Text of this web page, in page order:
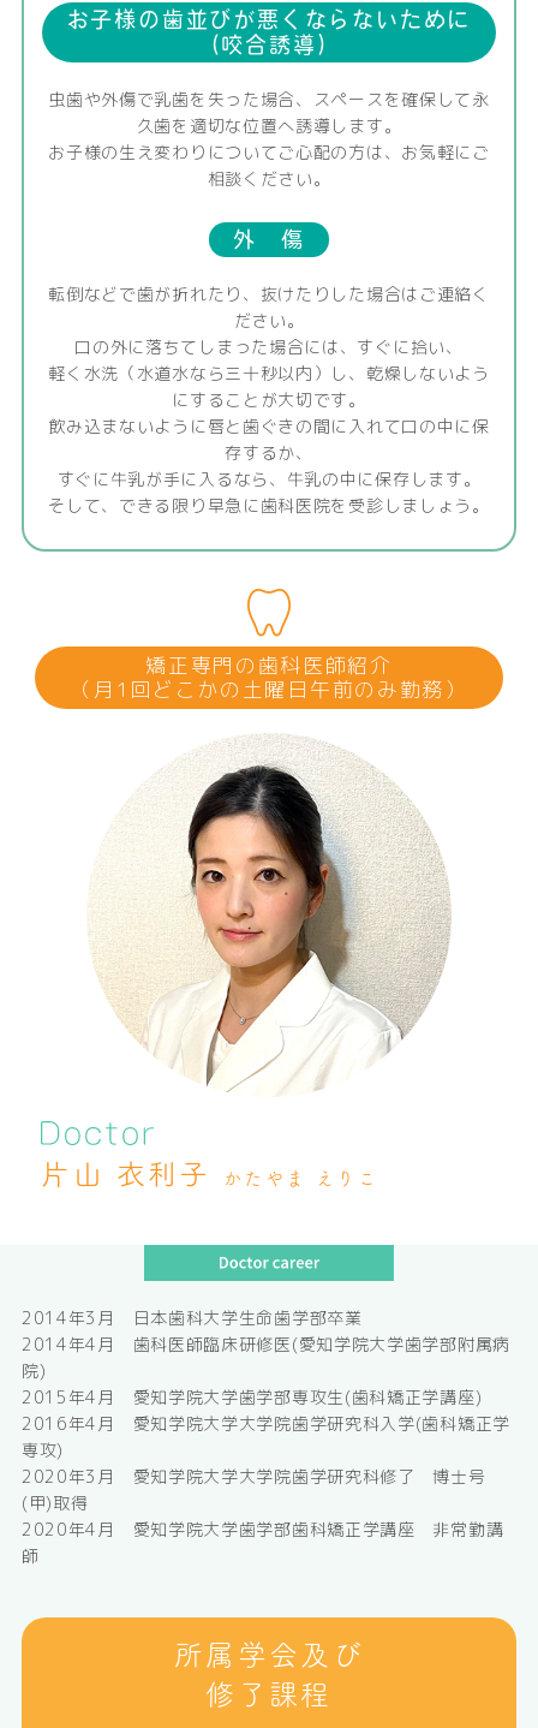
お子様の歯並びが悪くならないために
(咬合誘導)
虫歯や外傷で乳歯を失った場合、スペースを確保して永
久歯を適切な位置へ誘導します。
お子様の生え変わりについてご心配の方は、お気軽にご
相談ください。
外 傷
転倒などで歯が折れたり、抜けたりした場合はご連絡く
ださい。
口の外に落ちてしまった場合には、すぐに拾い、
軽く水洗（水道水なら三十秒以内）し、乾燥しないよう
にすることが大切です。
飲み込まないように唇と歯ぐきの間に入れて口の中に保
存するか、
すぐに牛乳が手に入るなら、牛乳の中に保存します。
そして、できる限り早急に歯科医院を受診しましょう。
矯正専門の歯科医師紹介
（月1回どこかの土曜日午前のみ勤務）
片山 衣利子 かたやま えりこ
2014年3月 日本歯科大学生命歯学部卒業
2014年4月 歯科医師臨床研修医(愛知学院大学歯学部附属病
院)
2015年4月 愛知学院大学歯学部専攻生(歯科矯正学講座)
2016年4月 愛知学院大学大学院歯学研究科入学(歯科矯正学
専攻)
2020年3月 愛知学院大学大学院歯学研究科修了 博士号
(甲)取得
2020年4月 愛知学院大学歯学部歯科矯正学講座 非常勤講
師
所属学会及び
修了課程